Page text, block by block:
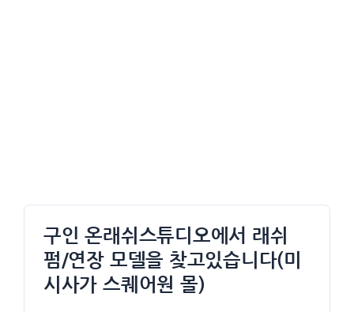
구인 온래쉬스튜디오에서 래쉬
펌/연장 모델을 찾고있습니다(미
시사가 스퀘어원 몰)